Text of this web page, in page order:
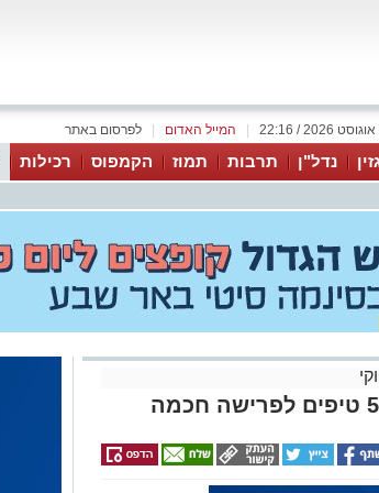
לפרסום באתר המייל האדום
נדל"ן תרבות תמוז הקמפוס רכילות